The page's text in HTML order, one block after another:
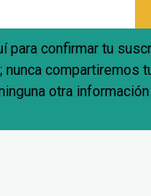
para confirmar tu
nunca compartiremos
otra